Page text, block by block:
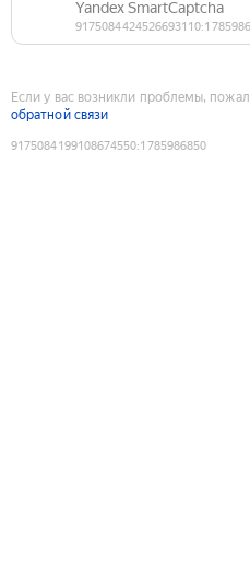
Если у вас возникли проблемы,
обратной связи
9175084199108674550:1785986850